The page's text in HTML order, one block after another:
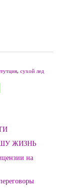
, сухой лед
ЖИЗНЬ
на